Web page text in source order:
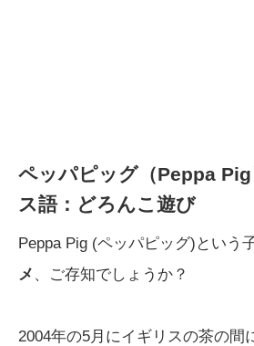
ペッパピッグ（Peppa
ス語：どろんこ遊び
Peppa Pig (ペッパピッグ)という
メ 、ご存知でしょうか？
2004年の5月にイギリスの茶の間